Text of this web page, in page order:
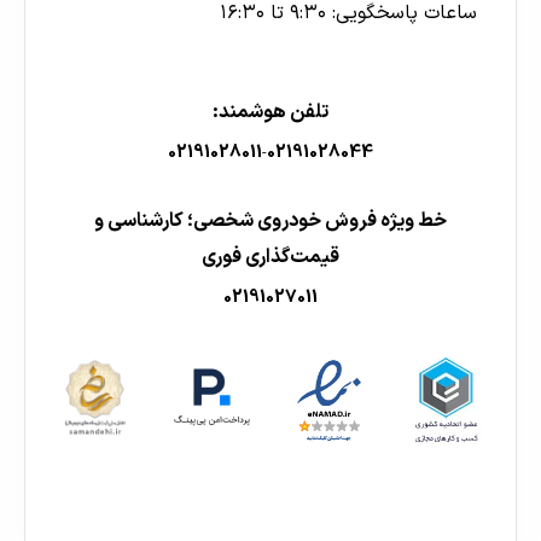
ساعات پاسخگویی: ۹:۳۰ تا ۱۶:۳۰
تلفن هوشمند:
02191028011-02191028044
خط ویژه فروش خودروی شخصی؛ کارشناسی و
قیمت‌گذاری فوری
02191027011